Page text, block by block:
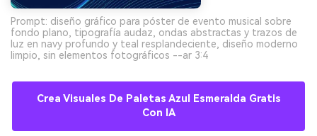
Prompt: diseño gráfico para póster de evento musical sobre
fondo plano, tipografía audaz, ondas abstractas y trazos de
luz en navy profundo y teal resplandeciente, diseño moderno
limpio, sin elementos fotográficos --ar 3:4
Crea Visuales De Paletas Azul Esmeralda Gratis
Con IA